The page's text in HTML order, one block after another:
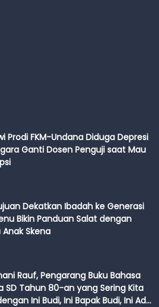
Prodi FKM-Undana Diduga Depresi
Ganti Dosen Penguji saat Mau
Dekatkan Ibadah ke Generasi
Bikin Panduan Salat dengan
Skena
Rauf, Pengarang Buku Bahasa
SD Tahun 80-an yang Sering Kita
Ini Budi, Ini Bapak Budi, Ini Adik